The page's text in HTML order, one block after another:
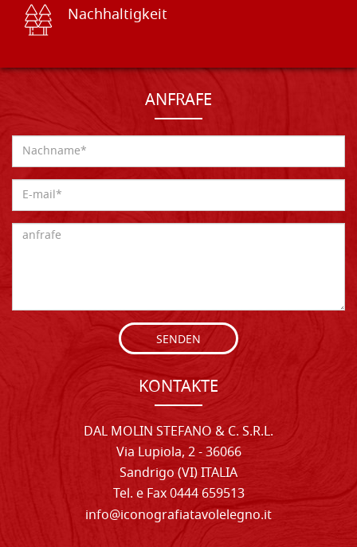
Nachhaltigkeit
ANFRAFE
SENDEN
KONTAKTE
DAL MOLIN STEFANO & C. S.R.L.
Via Lupiola, 2 - 36066
Sandrigo (VI) ITALIA
Tel. e Fax 0444 659513
info@iconografiatavolelegno.it